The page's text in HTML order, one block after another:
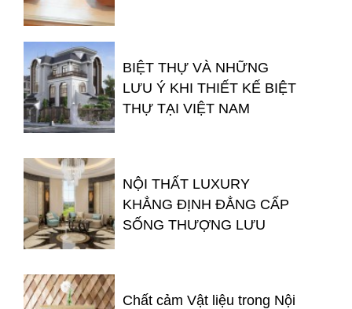
BIỆT THỰ VÀ NHỮNG
LƯU Ý KHI THIẾT KẾ BIỆT
THỰ TẠI VIỆT NAM
NỘI THẤT LUXURY
KHẲNG ĐỊNH ĐẲNG CẤP
SỐNG THƯỢNG LƯU
Chất cảm Vật liệu trong Nội